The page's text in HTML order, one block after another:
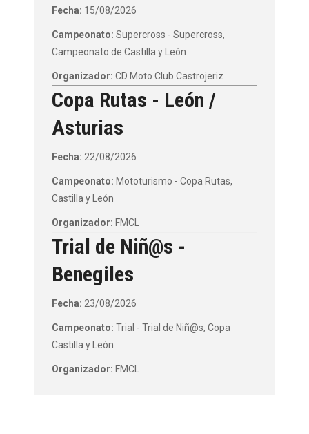
Fecha: 15/08/2026
Campeonato: Supercross - Supercross,
Campeonato de Castilla y León
Organizador: CD Moto Club Castrojeriz
Copa Rutas - León /
Asturias
Fecha: 22/08/2026
Campeonato: Mototurismo - Copa Rutas,
Castilla y León
Organizador: FMCL
Trial de Niñ@s -
Benegiles
Fecha: 23/08/2026
Campeonato: Trial - Trial de Niñ@s, Copa
Castilla y León
Organizador: FMCL